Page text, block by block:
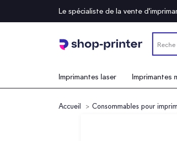
Le spécialiste de la vente
Imprimantes laser Imprimantes
Accueil Consommables pour